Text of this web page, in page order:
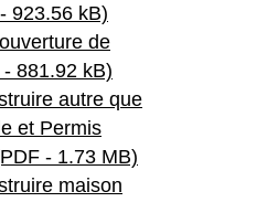
923.56 kB)
de
881.92 kB)
autre que
et Permis
- 1.73 MB)
maison